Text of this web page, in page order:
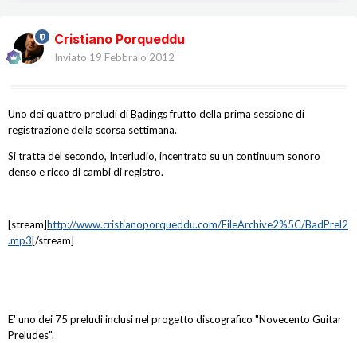
Cristiano Porqueddu
Inviato 19 Febbraio 2012
Uno dei quattro preludi diBadingsfrutto della prima sessione di
registrazione della scorsa settimana.
Si tratta del secondo, Interludio, incentrato su un continuum sonoro
denso e ricco di cambi di registro.
[stream]http://www.cristianoporqueddu.com/FileArchive2%5C/BadPrel2
.mp3[/stream]
E' uno dei 75 preludi inclusi nel progetto discografico "Novecento Guitar
Preludes".